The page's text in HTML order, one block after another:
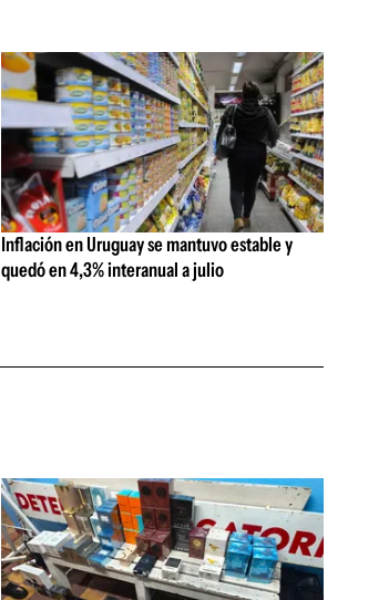
Inflación en Uruguay se mantuvo estable y
quedó en 4,3% interanual a julio